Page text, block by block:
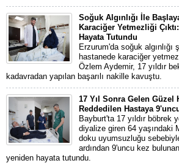
Soğuk Algınlığı İle
Karaciğer Yetmezliği
Hayata Tutundu
Erzurum'da soğuk
hastanede karaciğer
Özlem Aydemir, 17 yıldır
kadavradan yapılan başarılı nakille kavuştu.
17 Yıl Sonra Gelen Güzel
Reddedilen Hastaya
Bayburt'ta 17 yıldır böbrek
diyalize giren 64 yaşındaki
doku uyumsuzluğu
ardından 9'uncu kez
yeniden hayata tutundu.